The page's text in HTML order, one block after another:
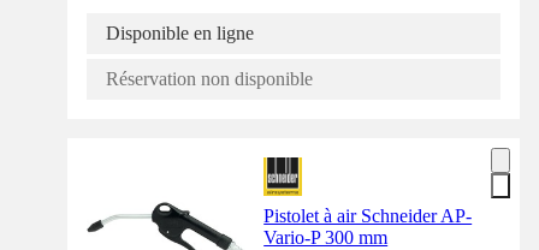
Disponible en ligne
Réservation non disponible
Pistolet à air Schneider AP-
Vario-P 300 mm